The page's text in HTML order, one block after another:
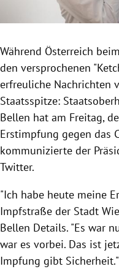
Untermenü
Während Österreich
den versprochenen
erfreuliche Nachrichten
Staatsspitze:
Bellen hat am Freitag,
Erstimpfung gegen das
kommunizierte der
Twitter.
"Ich habe heute meine
Impfstraße der Stadt
Bellen Details. "Es war
war es vorbei. Das ist
Impfung gibt Sicherheit."